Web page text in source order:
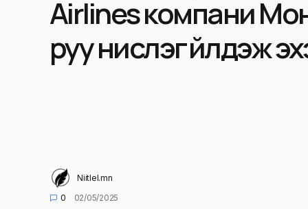
Airlines компани
руу нислэг үйлдэж
Niitlel.mn
0
02/05/2025